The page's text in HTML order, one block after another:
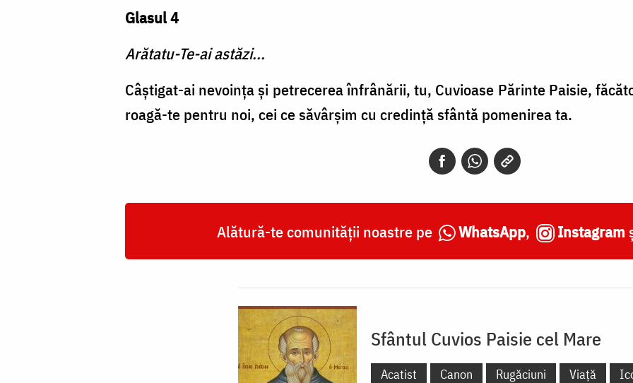
Glasul 4
Arătatu-Te-ai astăzi...
Câştigat-ai nevoinţa şi petrecerea înfrânării, tu, Cuvioase Părinte Paisie,
roagă-te pentru noi, cei ce săvârşim cu credinţă sfântă pomenirea ta.
Alătură-te comunității noastre pe WhatsApp, Instagram
Sfântul Cuvios Paisie cel Mare
Acatist Canon Rugăciuni Viață